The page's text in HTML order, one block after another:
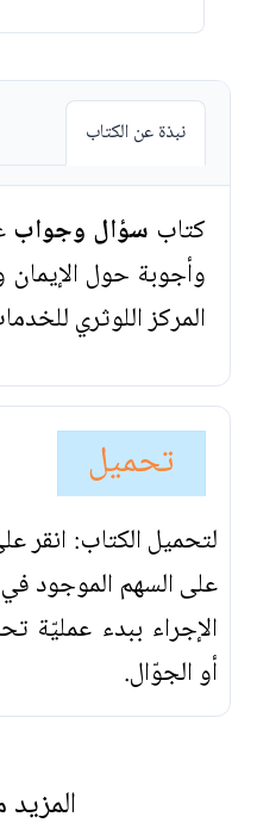
نبذة عن الكتاب
كتاب سؤال وجواب
وأجوبة حول الإيمان
المركز اللوثري
تحميل
لتحميل الكتاب: انقر
على السهم الموجود
الإجراء ببدء عمليّة
أو الجوّال.